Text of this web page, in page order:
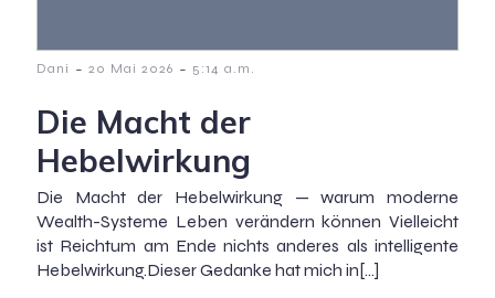
Dani - 20 Mai 2026 - 5:14 a.m.
Die Macht der
Hebelwirkung
Die Macht der Hebelwirkung — warum moderne
Wealth-Systeme Leben verändern können Vielleicht
ist Reichtum am Ende nichts anderes als intelligente
Hebelwirkung.Dieser Gedanke hat mich in[…]